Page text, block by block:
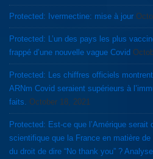
Protected: Ivermectine: mise à jour
Protected: L’un des pays les plus
frappé d’une nouvelle vague Covid
Protected: Les chiffres officiels
ARNm Covid seraient supérieurs à
faits.
October 18, 2021
Protected: Est-ce que l’Amérique serait
scientifique que la France en matière
du droit de dire “No thank you” ?